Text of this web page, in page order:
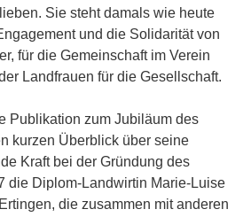
Sie steht damals wie heute
und die Solidarität von
für die Gemeinschaft im Verein
Landfrauen für die Gesellschaft.
Publikation zum Jubiläum des
kurzen Überblick über seine
Kraft bei der Gründung des
die Diplom-Landwirtin Marie-Luise
die zusammen mit anderen